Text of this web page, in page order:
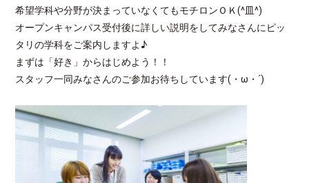
希望学科や分野が決まっていなくてもモチロンＯＫ(^皿^)
オープンキャンパス受付後に詳しい説明をしてみなさんにピッ
タリの学科をご案内しますよ♪
まずは「好き」からはじめよう！！
スタッフ一同みなさんのご参加お待ちしています(・ω・´)